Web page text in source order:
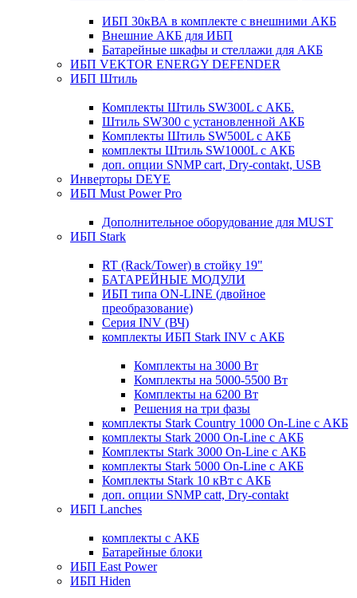
ИБП 30кВА в комплекте с внешними АКБ
Внешние АКБ для ИБП
Батарейные шкафы и стеллажи для АКБ
ИБП VEKTOR ENERGY DEFENDER
ИБП Штиль
Комплекты Штиль SW300L с АКБ.
Штиль SW300 с установленной АКБ
Комплекты Штиль SW500L с АКБ
комплекты Штиль SW1000L с АКБ
доп. опции SNMP cart, Dry-contakt, USB
Инверторы DEYE
ИБП Must Power Pro
Дополнительное оборудование для MUST
ИБП Stark
RT (Rack/Tower) в стойку 19"
БАТАРЕЙНЫЕ МОДУЛИ
ИБП типа ON-LINE (двойное
преобразование)
Серия INV (ВЧ)
комплекты ИБП Stark INV с АКБ
Комплекты на 3000 Вт
Комплекты на 5000-5500 Вт
Комплекты на 6200 Вт
Решения на три фазы
комплекты Stark Country 1000 On-Line с АКБ
комплекты Stark 2000 On-Line с АКБ
Комплекты Stark 3000 On-Line с АКБ
комплекты Stark 5000 On-Line с АКБ
Комплекты Stark 10 кВт с АКБ
доп. опции SNMP catt, Dry-contakt
ИБП Lanches
комплекты с АКБ
Батарейные блоки
ИБП East Power
ИБП Hiden